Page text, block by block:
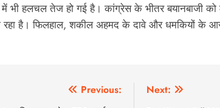
में भी हलचल तेज हो गई है। कांग्रेस के भीतर बयानबाजी
रहा है। फिलहाल, शकील अहमद के दावे और धमकियों के
Previous:
Next: